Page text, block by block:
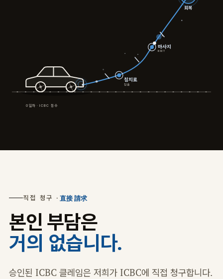
침치료
침술
마사지
RMT
회복
0일차 · ICBC 접수
직접 청구 ·直接 請求
본인 부담은
거의 없습니다.
승인된 ICBC 클레임은 저희가 ICBC에 직접 청구합니다.